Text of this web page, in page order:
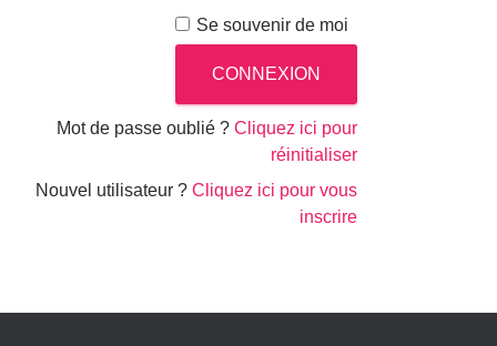
Se souvenir de moi
Mot de passe oublié ?Cliquez ici pour
réinitialiser
Nouvel utilisateur ?Cliquez ici pour vous
inscrire